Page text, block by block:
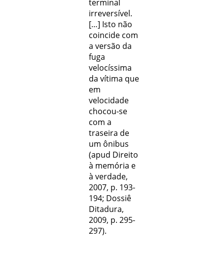
terminal
irreversível.
[…] Isto não
coincide com
a versão da
fuga
velocíssima
da vítima que
em
velocidade
chocou-se
com a
traseira de
um ônibus
(apud Direito
à memória e
à verdade,
2007, p. 193-
194; Dossiê
Ditadura,
2009, p. 295-
297).